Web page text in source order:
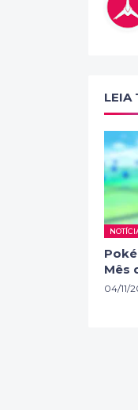
LEIA
Mês
04/11/